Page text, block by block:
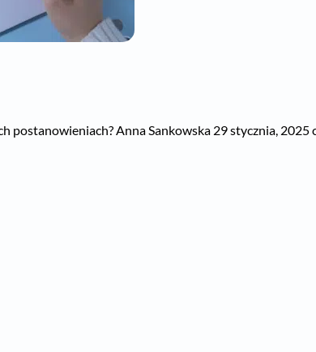
postanowieniach? Anna Sankowska 29 stycznia, 2025